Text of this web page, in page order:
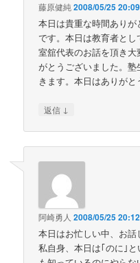
藤原健純2008/05/25 20:09
本日は貴重な時間あり
です。本日は教育者と
室舘代表のお話を頂き
がとうございました。
きます。本日はありがと
返信 ↓
阿崎勇人 2008/05/25 20:12
本日はお忙しい中、お話
私自身、本日は｢のに｣